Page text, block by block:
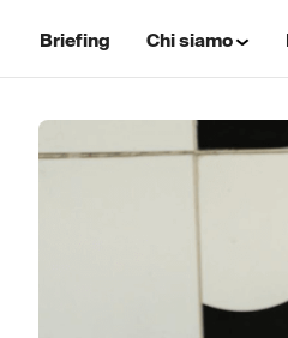
Briefing Chi siamo